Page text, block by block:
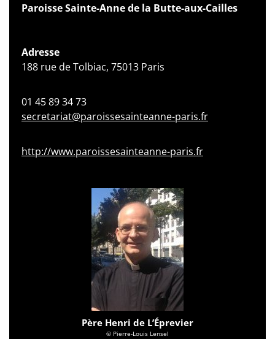
Paroisse Sainte-Anne de la Butte-aux-Cailles
Adresse
188 rue de Tolbiac, 75013 Paris
01 45 89 34 73
secretariat@paroissesainteanne-paris.fr
http://www.paroissesainteanne-paris.fr
Père Henri de L’Éprevier
© Pierre-Louis Lensel